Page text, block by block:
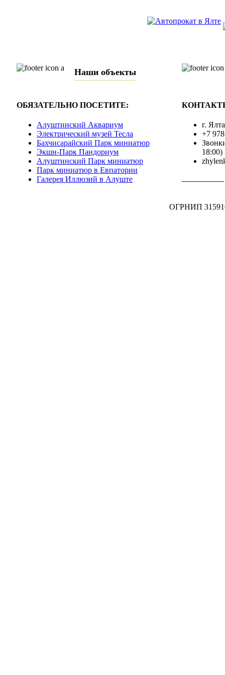
Наши объекты
ОБЯЗАТЕЛЬНО ПОСЕТИТЕ:
Алуштинский Аквариум
Электрический музей Тесла
Бахчисарайский Парк миниатюр
Экшн-Парк Пандориум
Алуштинский Парк миниатюр
Парк миниатюр в Евпатории
Галерея Иллюзий в Алуште
г.
+7
18:00)
ОГРНИП